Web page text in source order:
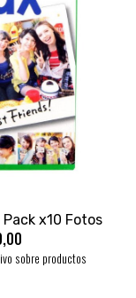
x10 Fotos
sobre productos